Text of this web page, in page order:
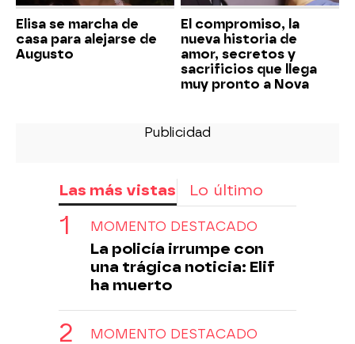
Elisa se marcha de
casa para alejarse de
Augusto
El compromiso, la
nueva historia de
amor, secretos y
sacrificios que llega
muy pronto a Nova
Las más vistas Lo último
MOMENTO DESTACADO
La policía irrumpe con
una trágica noticia: Elif
ha muerto
MOMENTO DESTACADO